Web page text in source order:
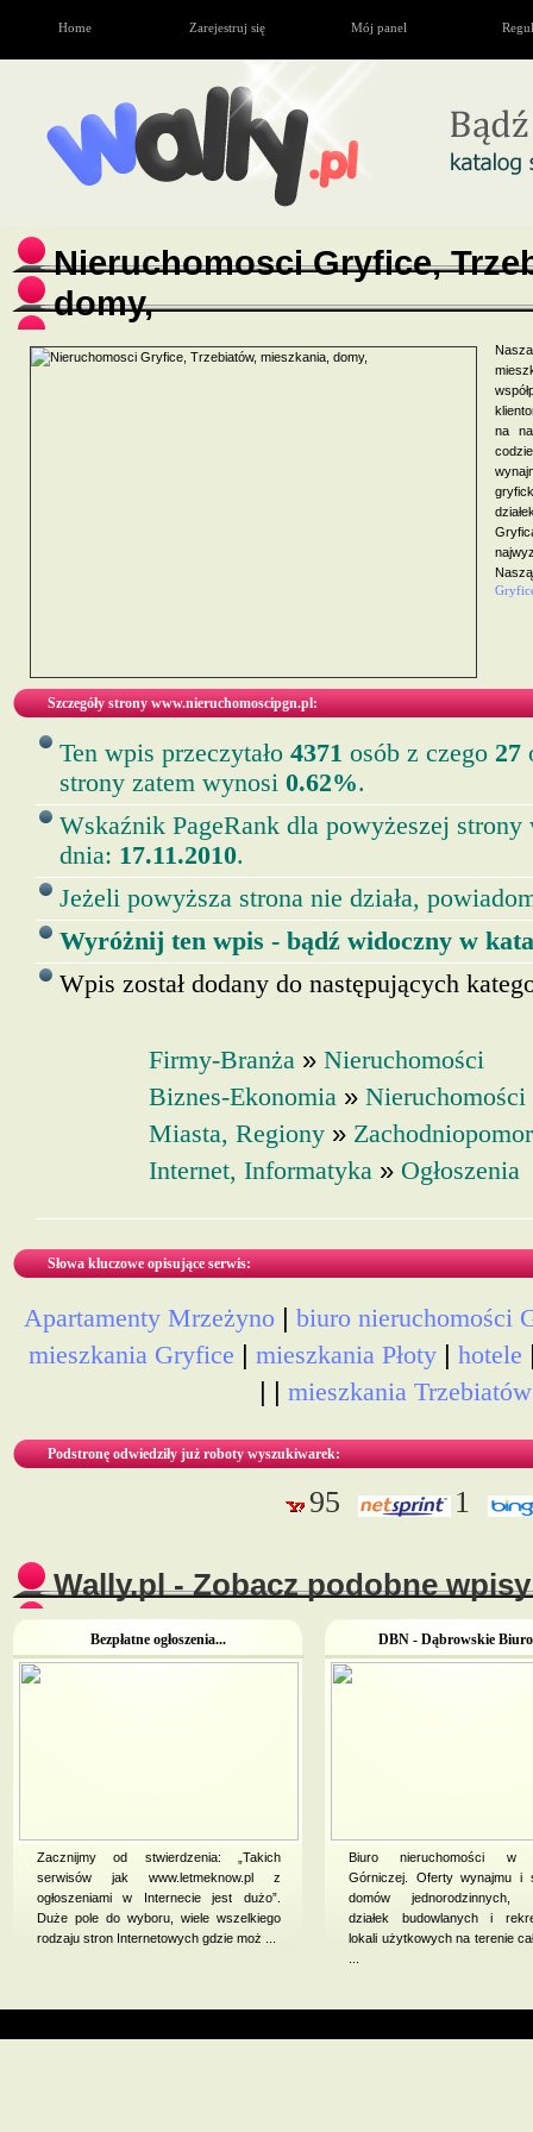
Home Zarejestruj się Mój panel
Nieruchomosci Gryfice,
domy,
na
Szczegóły strony www.nieruchomoscipgn.pl:
Ten wpis przeczytało 4371 osób z czego 27
strony zatem wynosi 0.62%.
Wskaźnik PageRank dla powyżeszej strony
dnia: 17.11.2010.
Jeżeli powyższa strona nie działa,
Wyróżnij ten wpis - bądź widoczny w
Wpis został dodany do następujących
Firmy-Branża » Nieruchomości
Biznes-Ekonomia » Nieruchomości
Miasta, Regiony »
Internet, Informatyka » Ogłoszenia
Słowa kluczowe opisujące serwis:
Apartamenty Mrzeżyno |biuro nieruchomości
mieszkania Gryfice |mieszkania Płoty |hotele
| |mieszkania Trzebiatów
Podstronę odwiedziły już roboty wyszukiwarek:
95 1
Wally.pl - Zobacz podobne
Bezpłatne ogłoszenia...
Zacznijmy od stwierdzenia: „Takich
serwisów jak www.letmeknow.pl z
ogłoszeniami w Internecie jest dużo”.
Duże pole do wyboru, wiele wszelkiego
rodzaju stron Internetowych gdzie moż ...
DBN - Dąbrowskie
Biuro nieruchomości w
Górniczej. Oferty wynajmu i
domów jednorodzinnych,
działek budowlanych i
lokali użytkowych na terenie
...